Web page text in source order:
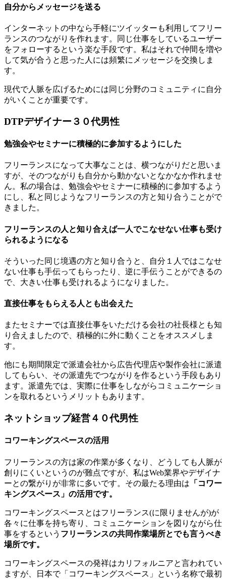
自分からメッセージを送る
インターネットの中なら手軽にツイッターも利用してフリー
ランスのつながりを作れます。同じ仕事をしているユーザー
をフォローするという楽な手段です。私はそれで仲間を増や
して気が合うと思った人には頻繁にメッセージを交換しま
す。
現代で人脈を広げるためには同じ分野のコミュニティに自分
がいくことが重要です。
DTPデザイナー３０代男性
勉強会やセミナーに積極的に参加するようにした
フリーランスになって大事なことは、横つながりだと思いま
すが、そのつながりも自分から動かないとなかなか作れませ
ん。私の場合は、勉強会やセミナーに積極的に参加するよう
にし、私と同じようなフリーランスの方と知り合うことがで
きました。
フリーランスの人と知り合えば一人でこなせない仕事も受け
られるようになる
そういった同じ境遇の方と知り合うと、自分１人ではこなせ
ない仕事も手伝ってもらったり、逆に手伝うことができるの
で、大きい仕事も受けれるようになりました。
直接仕事をもらえる人とも出会えた
またセミナーでは直接仕事をいただける会社の社長様とも知
り合えましたので、積極的に外に動くことをオススメしま
す。
他にも期間限定で派遣会社から広告代理店や製作会社に派遣
してもらい、その派遣先でつながりを作るという手段もあり
ます。派遣先では、実際に仕事をしながらコミュニケーショ
ンを取れるというメリットもあります。
ネットショップ経営４０代男性
コワーキングスペースの活用
フリーランスの方は家の作業が多くなり、どうしても人脈が
創りにくいというのが難点ですが、私はWeb業界やデザイナ
ーとの繋がりが非常に多いです。その最たる理由は 「コワー
キングスペース」の活用です。
コワーキングスペースとはフリーランス(に限りませんが)が
各々に仕事を持ち寄り、コミュニケーションを図りながら仕
事をするという フリーランスの共同作業場所とでも言うべき
場所です。
コワーキングスペースの発祥はカリフォルニアと言われてい
ますが、日本で「コワーキングスペース」という名称で最初